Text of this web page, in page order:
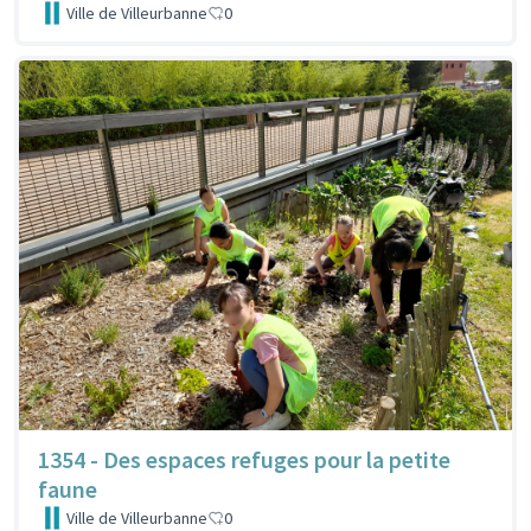
Ville de Villeurbanne 0
1354 - Des espaces refuges pour la petite
faune
Ville de Villeurbanne 0